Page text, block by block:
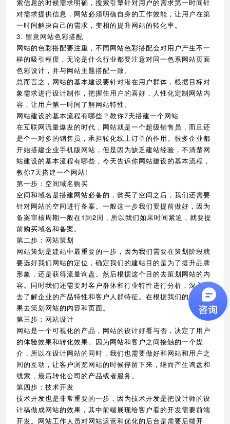
索信息的时候需求明确，搜索引擎针对用户的需求第一时间针
对需求提供信息，网站必须明确自身的工作效能，让用户在第
一时间解决自己的需求，变相的提升网站的转化率。
3. 留意网站色彩搭配
网站的色彩搭配要注重，不同网站色彩搭配会对用户产生不一
样的吸引程度，无论是什么行业都要注意对同一色系网站页面
色彩设计，并与网站主题搭配一致。
总而言之，网站的基本建设要针对潜在用户群体，根据目标对
象需求进行设计制作，把握住用户的喜好，人性化定制网站内
容，让用户第一时间了解网站特性。
网站建设的基本流程有哪些？教你7天搭建一个网站
在互联网流量爆发的时代，网站就是一个超级销售员，而且还
是个一对多的销售员，承担转化线上订单的作用。很多企业都
开始搭建企业手机版网站，但是因为缺乏建站经验，不清楚网
站建设的基本流程有哪些，今天告诉你网站建设的基本流程，
教你7天搭建一个网站!
第一步：空间域名购买
空间和域名是搭建网站必备的，购买了空间之后，我们还需要
针对网站的空间进行备案。一般这一步我们要提前做好，因为
备案审核周期一般在1到2周，所以我们如果时间紧迫，就要提
前购买域名和备案。
第二步：网站策划
网站策划是建站中最重要的一步，因为我们需要在策划阶段就
要选好我们网站的定位，确定我们的建站目的是为了提升品牌
形象，还是获得流量询盘。然后根据这个目的去策划网站的内
容。同时我们还需要对客户群体和行业特性进行分析，深入的
去了解企业的产品特性和客户人群特征。在根据我们的调研结
果去策划网站的内容和页面。
第三步：网站设计
网站是一个可视化的产品，网站的设计好看与否，决定了用户
的体验效果和转化效果。因为网站和客户之间接触的一个媒
介，所以在设计网站的同时，我们也需要做好和网站和用户之
间的互动，让客户浏览网站的时候停留下来，继而产生询盘和
线索，最后转化公司的产品或者服务。
第四步：技术开发
技术开发也是非常重要的一步，因为技术开发是把设计师的设
计稿做成网站的效果，其中前端展现给客户看的开发需要前端
开发。网站工作人员对网站运营和优化的后台是需要后端开